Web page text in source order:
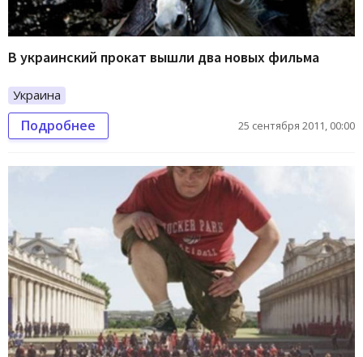
В украинский прокат вышли два новых фильма
Украина
Подробнее 25 сентября 2011, 00:00